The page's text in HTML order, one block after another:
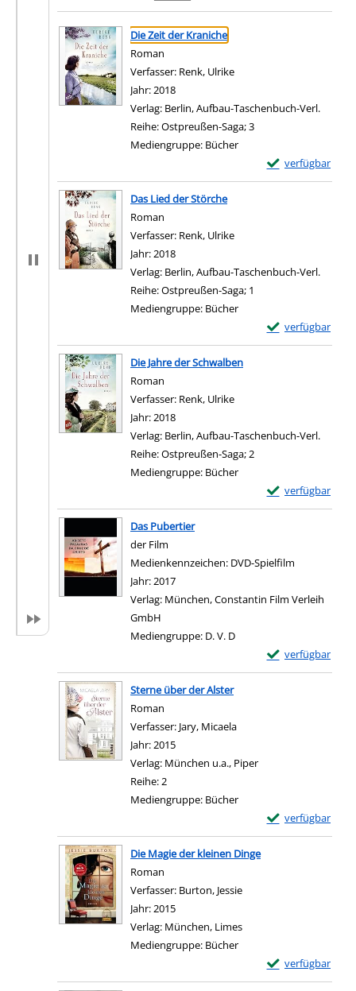
Suchergebnis
Zu den Suchfiltern springen
Die Zeit der Kraniche
Roman
Verfasser: Renk, Ulrike
Jahr:2018
Verlag: Berlin, Aufbau-Taschenbuch-Verl.
Reihe:Ostpreußen-Saga; 3
Mediengruppe: Bücher
verfügbar
Exemplar-Details
Zum Download
Das Lied der Störche
Roman
Verfasser: Renk, Ulrike
Jahr:2018
Verlag: Berlin, Aufbau-Taschenbuch-Verl.
Reihe:Ostpreußen-Saga; 1
Mediengruppe: Bücher
verfügbar
Exemplar-Details
Zum Download
Die Jahre der Schwalben
Roman
Verfasser: Renk, Ulrike
Jahr:2018
Verlag: Berlin, Aufbau-Taschenbuch-Verl.
Reihe:Ostpreußen-Saga; 2
Mediengruppe: Bücher
verfügbar
Exemplar-Details
Zum Download
Das Pubertier
der Film
Suche nach diesem Verfasser
Medienkennzeichen: DVD-Spielfilm
Jahr:2017
Verlag: München, Constantin Film Verleih
GmbH
Mediengruppe: D. V. D
verfügbar
Exemplar-Details
Zum Download
Sterne über der Alster
Roman
Verfasser: Jary, Micaela
Jahr:2015
Verlag: München u.a., Piper
Reihe:2
Mediengruppe: Bücher
verfügbar
Exemplar-Details
Zum Download
Die Magie der kleinen Dinge
Roman
Verfasser: Burton, Jessie
Jahr:2015
Verlag: München, Limes
Mediengruppe: Bücher
verfügbar
Exemplar-Details
Zum Download